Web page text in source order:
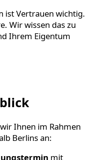
ist Vertrauen wichtig.
Wir wissen das zu
Ihrem Eigentum
Ihnen im Rahmen
Berlins an:
mit